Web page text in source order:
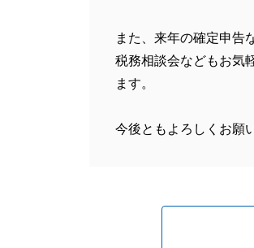
また、来年の確定申告
税務相談会などもお気
ます。
今後ともよろしくお願